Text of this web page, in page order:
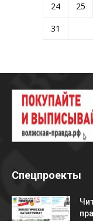
24
25
31
Спецпроекты